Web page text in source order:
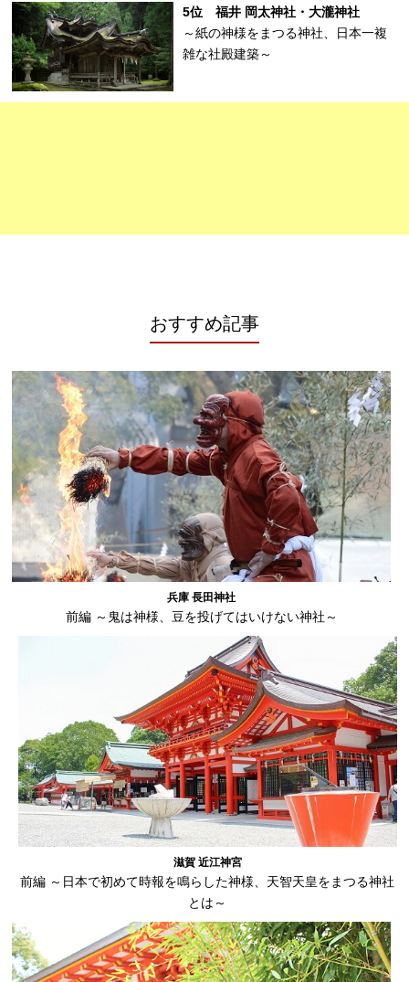
5位 福井 岡太神社・大瀧神社
～紙の神様をまつる神社、日本一複
雑な社殿建築～
おすすめ記事
兵庫 長田神社
前編 ～鬼は神様、豆を投げてはいけない神社～
滋賀 近江神宮
前編 ～日本で初めて時報を鳴らした神様、天智天皇をまつる神社
とは～